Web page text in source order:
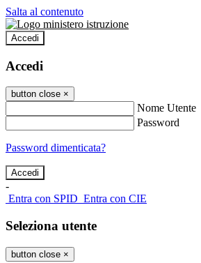
Salta al contenuto
Accedi
Accedi
button close ×
Nome Utente
Password
Password dimenticata?
-
Entra con SPID Entra con CIE
Seleziona utente
button close ×